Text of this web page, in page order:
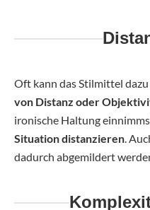
Oft kann das Stilmittel
von Distanz oder
ironische Haltung
Situation distanzieren .
dadurch abgemildert